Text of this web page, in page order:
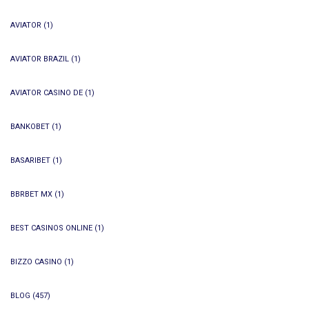
AVIATOR (1)
AVIATOR BRAZIL (1)
AVIATOR CASINO DE (1)
BANKOBET (1)
BASARIBET (1)
BBRBET MX (1)
BEST CASINOS ONLINE (1)
BIZZO CASINO (1)
BLOG (457)